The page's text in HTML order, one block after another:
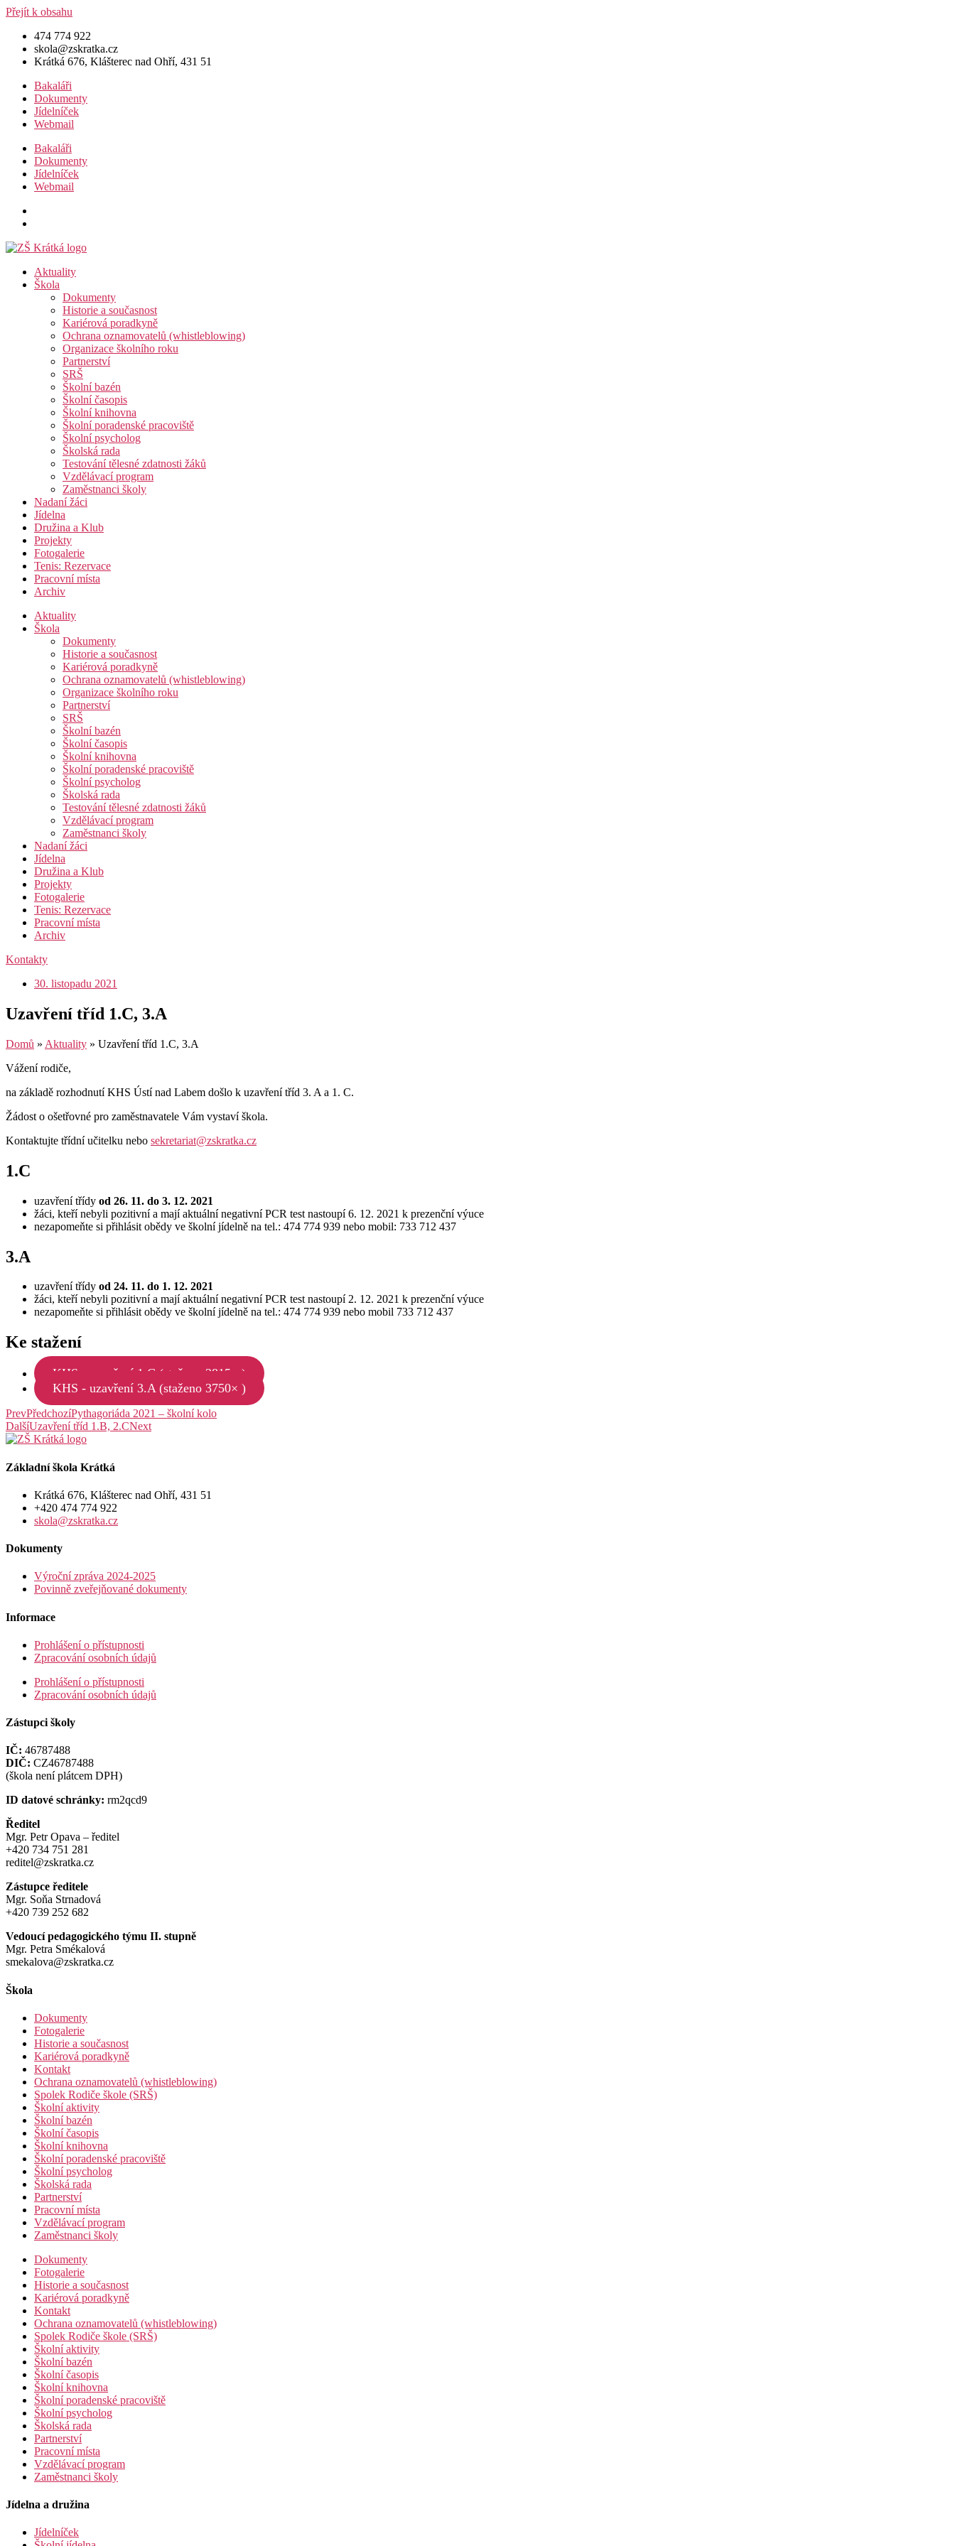
Přejít k obsahu
474 774 922
skola@zskratka.cz
Krátká 676, Klášterec nad Ohří, 431 51
Bakaláři
Dokumenty
Jídelníček
Webmail
Bakaláři
Dokumenty
Jídelníček
Webmail
Aktuality
Škola
Dokumenty
Historie a současnost
Kariérová poradkyně
Ochrana oznamovatelů (whistleblowing)
Organizace školního roku
Partnerství
SRŠ
Školní bazén
Školní časopis
Školní knihovna
Školní poradenské pracoviště
Školní psycholog
Školská rada
Testování tělesné zdatnosti žáků
Vzdělávací program
Zaměstnanci školy
Nadaní žáci
Jídelna
Družina a Klub
Projekty
Fotogalerie
Tenis: Rezervace
Pracovní místa
Archiv
Aktuality
Škola
Dokumenty
Historie a současnost
Kariérová poradkyně
Ochrana oznamovatelů (whistleblowing)
Organizace školního roku
Partnerství
SRŠ
Školní bazén
Školní časopis
Školní knihovna
Školní poradenské pracoviště
Školní psycholog
Školská rada
Testování tělesné zdatnosti žáků
Vzdělávací program
Zaměstnanci školy
Nadaní žáci
Jídelna
Družina a Klub
Projekty
Fotogalerie
Tenis: Rezervace
Pracovní místa
Archiv
Kontakty
30. listopadu 2021
Uzavření tříd 1.C, 3.A
Domů » Aktuality » Uzavření tříd 1.C, 3.A
Vážení rodiče,
na základě rozhodnutí KHS Ústí nad Labem došlo k uzavření tříd 3. A a 1. C.
Žádost o ošetřovné pro zaměstnavatele Vám vystaví škola.
Kontaktujte třídní učitelku nebo sekretariat@zskratka.cz
1.C
uzavření třídy od 26. 11. do 3. 12. 2021
žáci, kteří nebyli pozitivní a mají aktuální negativní PCR test nastoupí 6. 12. 2021 k prezenční výuce
nezapomeňte si přihlásit obědy ve školní jídelně na tel.: 474 774 939 nebo mobil: 733 712 437
3.A
uzavření třídy od 24. 11. do 1. 12. 2021
žáci, kteří nebyli pozitivní a mají aktuální negativní PCR test nastoupí 2. 12. 2021 k prezenční výuce
nezapomeňte si přihlásit obědy ve školní jídelně na tel.: 474 774 939 nebo mobil 733 712 437
Ke stažení
KHS - uzavření 1.C (staženo 3815× )
KHS - uzavření 3.A (staženo 3750× )
PrevPředchozíPythagoriáda 2021 – školní kolo
DalšíUzavření tříd 1.B, 2.CNext
Základní škola Krátká
Krátká 676, Klášterec nad Ohří, 431 51
+420 474 774 922
skola@zskratka.cz
Dokumenty
Výroční zpráva 2024-2025
Povinně zveřejňované dokumenty
Informace
Prohlášení o přístupnosti
Zpracování osobních údajů
Prohlášení o přístupnosti
Zpracování osobních údajů
Zástupci školy
IČ: 46787488
DIČ: CZ46787488
(škola není plátcem DPH)
ID datové schránky: rm2qcd9
Ředitel
Mgr. Petr Opava – ředitel
+420 734 751 281
reditel@zskratka.cz
Zástupce ředitele
Mgr. Soňa Strnadová
+420 739 252 682
Vedoucí pedagogického týmu II. stupně
Mgr. Petra Smékalová
smekalova@zskratka.cz
Škola
Dokumenty
Fotogalerie
Historie a současnost
Kariérová poradkyně
Kontakt
Ochrana oznamovatelů (whistleblowing)
Spolek Rodiče škole (SRŠ)
Školní aktivity
Školní bazén
Školní časopis
Školní knihovna
Školní poradenské pracoviště
Školní psycholog
Školská rada
Partnerství
Pracovní místa
Vzdělávací program
Zaměstnanci školy
Dokumenty
Fotogalerie
Historie a současnost
Kariérová poradkyně
Kontakt
Ochrana oznamovatelů (whistleblowing)
Spolek Rodiče škole (SRŠ)
Školní aktivity
Školní bazén
Školní časopis
Školní knihovna
Školní poradenské pracoviště
Školní psycholog
Školská rada
Partnerství
Pracovní místa
Vzdělávací program
Zaměstnanci školy
Jídelna a družina
Jídelníček